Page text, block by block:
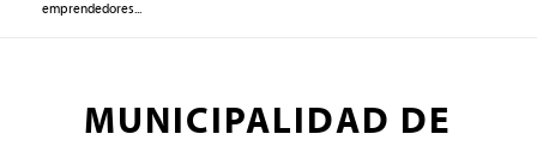
emprendedores...
MUNICIPALIDAD DE